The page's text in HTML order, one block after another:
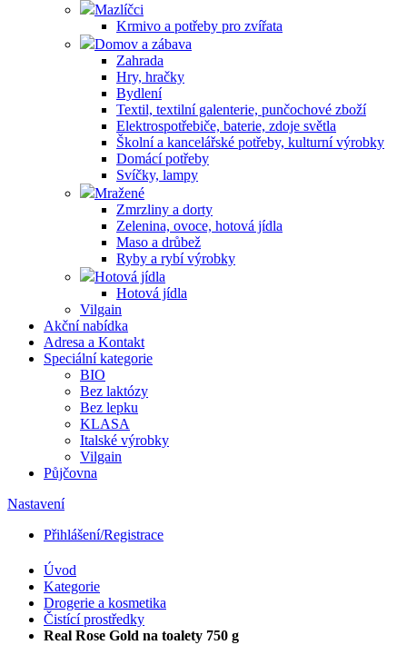
Mazlíčci
Krmivo a potřeby pro zvířata
Domov a zábava
Zahrada
Hry, hračky
Bydlení
Textil, textilní galenterie, punčochové zboží
Elektrospotřebiče, baterie, zdoje světla
Školní a kancelářské potřeby, kulturní výrobky
Domácí potřeby
Svíčky, lampy
Mražené
Zmrzliny a dorty
Zelenina, ovoce, hotová jídla
Maso a drůbež
Ryby a rybí výrobky
Hotová jídla
Hotová jídla
Vilgain
Akční nabídka
Adresa a Kontakt
Speciální kategorie
BIO
Bez laktózy
Bez lepku
KLASA
Italské výrobky
Vilgain
Půjčovna
Nastavení
Přihlášení/Registrace
Úvod
Kategorie
Drogerie a kosmetika
Čistící prostředky
Real Rose Gold na toalety 750 g